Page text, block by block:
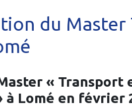
du
«
Lomé en février